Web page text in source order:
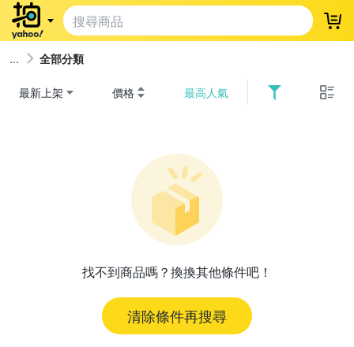
登
全部分類
最新上架 價格 最高人氣
找不到商品嗎？換換其他條件吧！
清除條件再搜尋